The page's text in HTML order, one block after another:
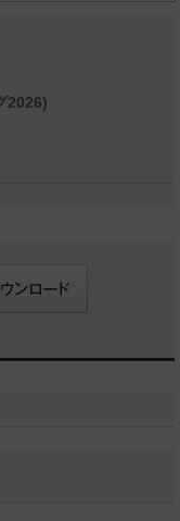
2026)